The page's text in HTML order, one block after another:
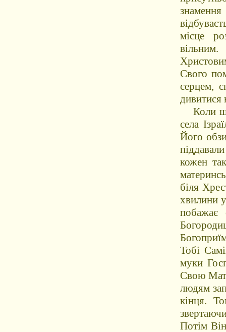
місце
Свого
серцем,
дивитися
Коли ще
села
Його
кожен
біля
хвилини
побажає
Тобі
муки
Свою
людям
кінця.
Потім